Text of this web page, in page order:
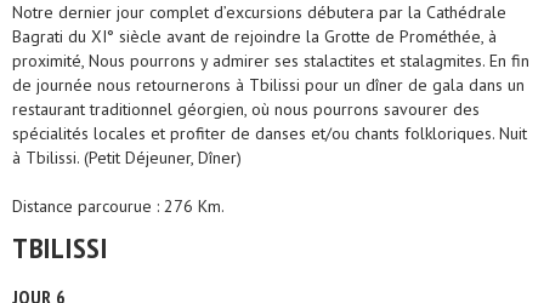
Notre dernier jour complet d’excursions débutera par la Cathédrale
Bagrati du XI° siècle avant de rejoindre la Grotte de Prométhée, à
proximité, Nous pourrons y admirer ses stalactites et stalagmites. En fin
de journée nous retournerons à Tbilissi pour un dîner de gala dans un
restaurant traditionnel géorgien, où nous pourrons savourer des
spécialités locales et profiter de danses et/ou chants folkloriques. Nuit
à Tbilissi. (Petit Déjeuner, Dîner)
Distance parcourue : 276 Km.
TBILISSI
JOUR 6